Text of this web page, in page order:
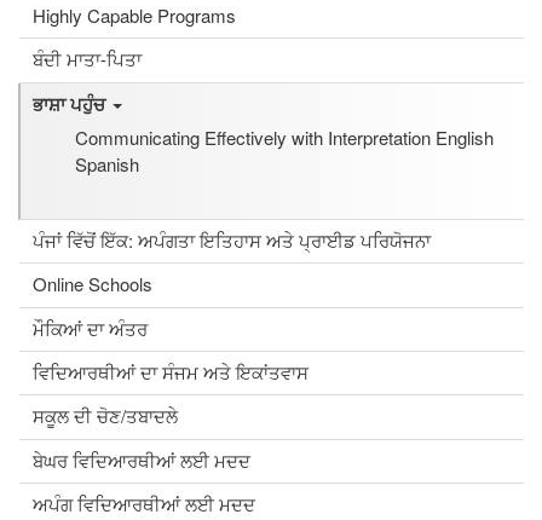
Highly Capable Programs
ਬੰਦੀ ਮਾਤਾ-ਪਿਤਾ
ਭਾਸ਼ਾ ਪਹੁੰਚ
Communicating Effectively with Interpretation English
Spanish
ਪੰਜਾਂ ਵਿੱਚੋਂ ਇੱਕ: ਅਪੰਗਤਾ ਇਤਿਹਾਸ ਅਤੇ ਪ੍ਰਾਈਡ ਪਰਿਯੋਜਨਾ
Online Schools
ਮੌਕਿਆਂ ਦਾ ਅੰਤਰ
ਵਿਦਿਆਰਥੀਆਂ ਦਾ ਸੰਜਮ ਅਤੇ ਇਕਾਂਤਵਾਸ
ਸਕੂਲ ਦੀ ਚੋਣ/ਤਬਾਦਲੇ
ਬੇਘਰ ਵਿਦਿਆਰਥੀਆਂ ਲਈ ਮਦਦ
ਅਪੰਗ ਵਿਦਿਆਰਥੀਆਂ ਲਈ ਮਦਦ